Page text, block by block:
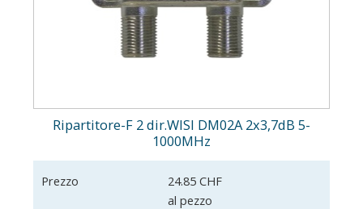
Ripartitore-F 2 dir.WISI DM02A 2x3,7dB 5-
1000MHz
Prezzo
24.85 CHF
al pezzo